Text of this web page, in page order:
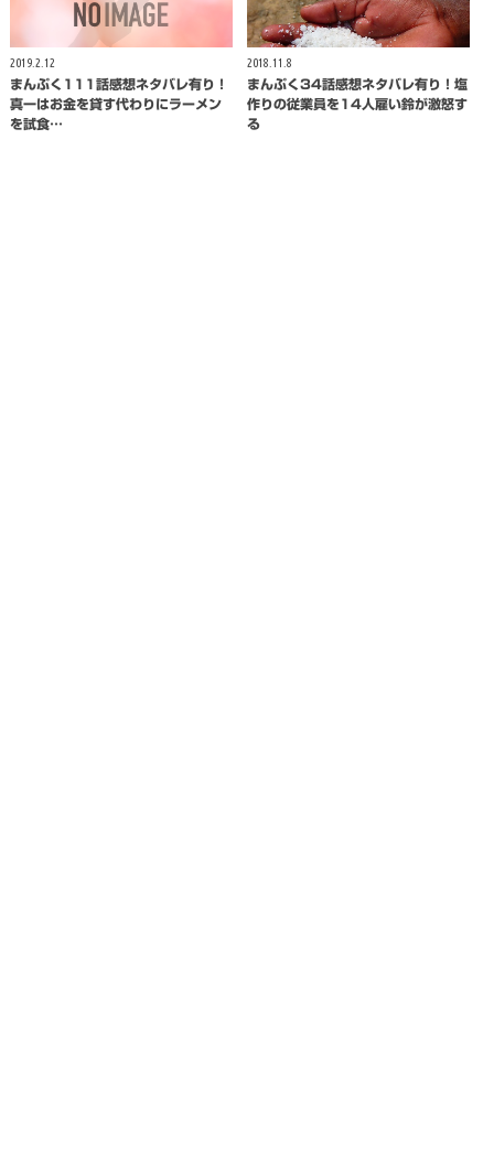
2019.2.12
まんぷく111話感想ネタバレ有り！
真一はお金を貸す代わりにラーメン
を試食…
2018.11.8
まんぷく34話感想ネタバレ有り！塩
作りの従業員を14人雇い鈴が激怒す
る